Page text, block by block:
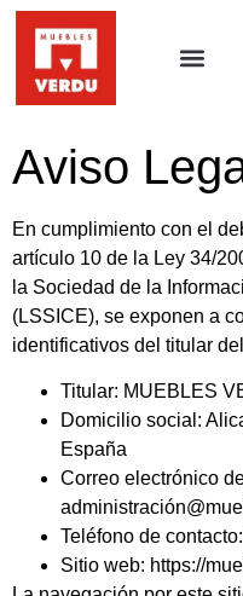
Aviso
En cumplimiento con el
artículo 10 de la Ley 34/
la Sociedad de la
(LSSICE), se exponen a
identificativos del titular
Titular: MUEBLES
Domicilio social:
España
Correo electrónico
Teléfono de
Sitio web: https://